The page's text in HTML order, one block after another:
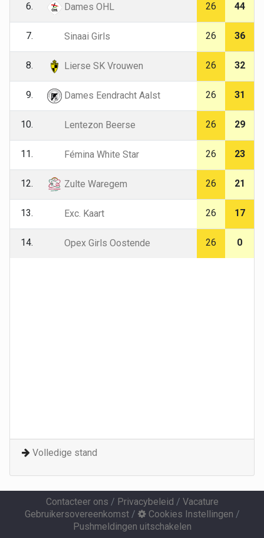
6. Dames OHL 26 44
7. Sinaai Girls 26 36
8. Lierse SK Vrouwen 26 32
9. Dames Eendracht Aalst 26 31
10. Lentezon Beerse 26 29
11. Fémina White Star 26 23
12. Zulte Waregem 26 21
13. Exc. Kaart 26 17
14. Opex Girls Oostende 26 0
Volledige stand
Contacteer ons / Privacybeleid / Vacature
Gebruikersovereenkomst/ Cookies Instellingen /
Pushmeldingen uitschakelen